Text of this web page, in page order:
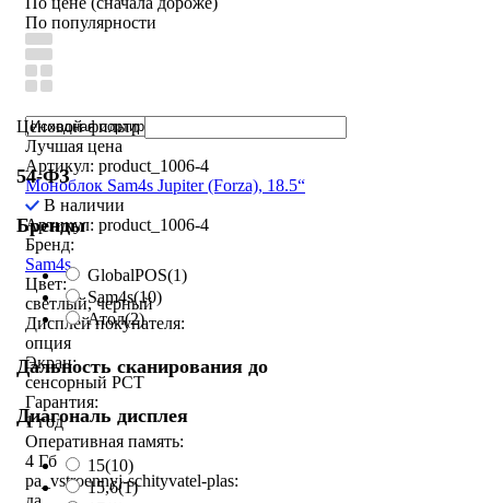
По популярности
Ценовой фильтр
54-ФЗ
Бренды
GlobalPOS(1)
Sam4s(10)
Атол(2)
Дальность сканирования до
Диагональ дисплея
15(10)
15,6(1)
Лучшая цена
Артикул: product_1006-4
Моноблок Sam4s Jupiter (Forza), 18.5“
В наличии
Артикул: product_1006-4
Бренд:
Sam4s
Цвет:
светлый, черный
Дисплей покупателя:
опция
Экран:
сенсорный РСТ
Гарантия:
1 год
Оперативная память:
4 Гб
pa_vstroennyj-schityvatel-plas: